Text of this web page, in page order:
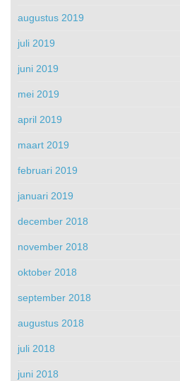
augustus 2019
juli 2019
juni 2019
mei 2019
april 2019
maart 2019
februari 2019
januari 2019
december 2018
november 2018
oktober 2018
september 2018
augustus 2018
juli 2018
juni 2018